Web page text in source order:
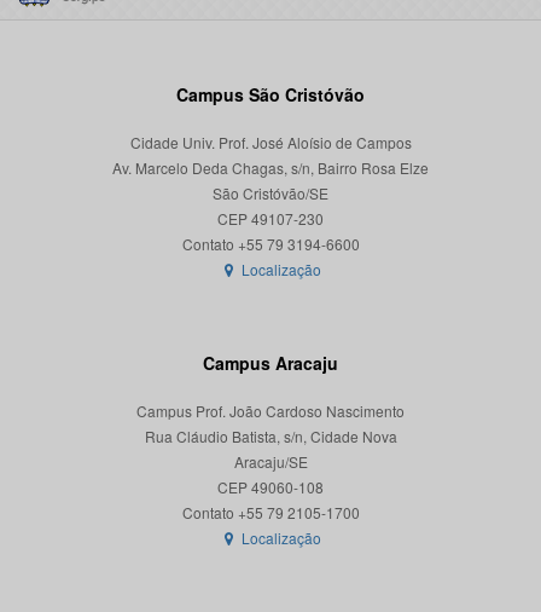
Campus São Cristóvão
Cidade Univ. Prof. José Aloísio de Campos
Av. Marcelo Deda Chagas, s/n, Bairro Rosa Elze
São Cristóvão/SE
CEP 49107-230
Localização
Campus Aracaju
Campus Prof. João Cardoso Nascimento
Rua Cláudio Batista, s/n, Cidade Nova
Aracaju/SE
CEP 49060-108
Localização